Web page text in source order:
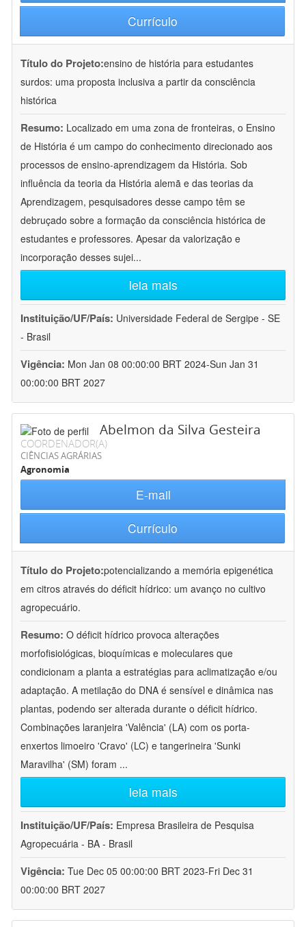
Currículo
Título do Projeto:ensino de história para estudantes
surdos: uma proposta inclusiva a partir da consciência
histórica
Resumo: Localizado em uma zona de fronteiras, o Ensino
de História é um campo do conhecimento direcionado aos
processos de ensino-aprendizagem da História. Sob
influência da teoria da História alemã e das teorias da
Aprendizagem, pesquisadores desse campo têm se
debruçado sobre a formação da consciência histórica de
estudantes e professores. Apesar da valorização e
incorporação desses sujei...
leia mais
Instituição/UF/País: Universidade Federal de Sergipe - SE
- Brasil
Vigência: Mon Jan 08 00:00:00 BRT 2024-Sun Jan 31
00:00:00 BRT 2027
Abelmon da Silva Gesteira
COORDENADOR(A)
CIÊNCIAS AGRÁRIAS
Agronomia
E-mail
Currículo
Título do Projeto:potencializando a memória epigenética
em citros através do déficit hídrico: um avanço no cultivo
agropecuário.
Resumo: O déficit hídrico provoca alterações
morfofisiológicas, bioquímicas e moleculares que
condicionam a planta a estratégias para aclimatização e/ou
adaptação. A metilação do DNA é sensível e dinâmica nas
plantas, podendo ser alterada durante o déficit hídrico.
Combinações laranjeira 'Valência' (LA) com os porta-
enxertos limoeiro 'Cravo' (LC) e tangerineira 'Sunki
Maravilha' (SM) foram ...
leia mais
Instituição/UF/País: Empresa Brasileira de Pesquisa
Agropecuária - BA - Brasil
Vigência: Tue Dec 05 00:00:00 BRT 2023-Fri Dec 31
00:00:00 BRT 2027